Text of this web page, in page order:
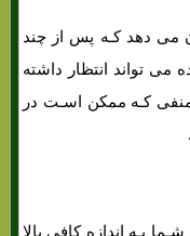
می دهد کـه پس از چند
می تواند انتظار داشته
منفی کـه ممکن اسـت در
بـه اندازه کافی بالا